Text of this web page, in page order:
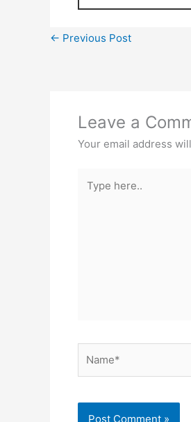
← Previous Post
Leave a
Your email address